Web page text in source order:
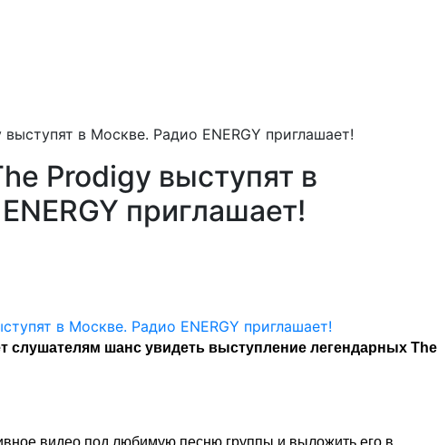
в Москве. Радио ENERGY приглашает!
Prodigy выступят в
приглашает!
слушателям шанс увидеть выступление легендарных The
видео под любимую песню группы и выложить его в